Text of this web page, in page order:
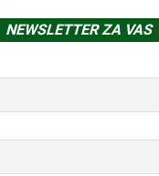
NEWSLETTER ZA VAS